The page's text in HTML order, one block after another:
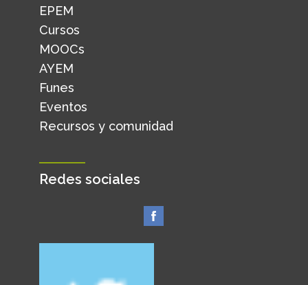
EPEM
Cursos
MOOCs
AYEM
Funes
Eventos
Recursos y comunidad
Redes sociales